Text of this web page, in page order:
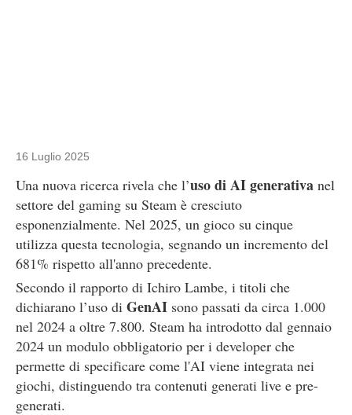
16 Luglio 2025
Una nuova ricerca rivela che l’uso di AI generativa nel
settore del gaming su Steam è cresciuto
esponenzialmente. Nel 2025, un gioco su cinque
utilizza questa tecnologia, segnando un incremento del
681% rispetto all'anno precedente.
Secondo il rapporto di Ichiro Lambe, i titoli che
dichiarano l’uso di GenAI sono passati da circa 1.000
nel 2024 a oltre 7.800. Steam ha introdotto dal gennaio
2024 un modulo obbligatorio per i developer che
permette di specificare come l'AI viene integrata nei
giochi, distinguendo tra contenuti generati live e pre-
generati.